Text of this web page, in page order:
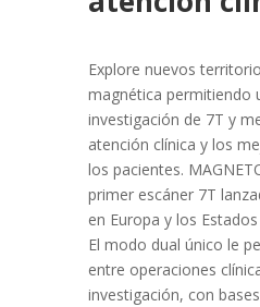
Explore nuevos
magnética permitiendo
investigación de 7T y
atención clínica y los
los pacientes.
primer escáner 7T
en Europa y los
El modo dual único le
entre operaciones
investigación, con